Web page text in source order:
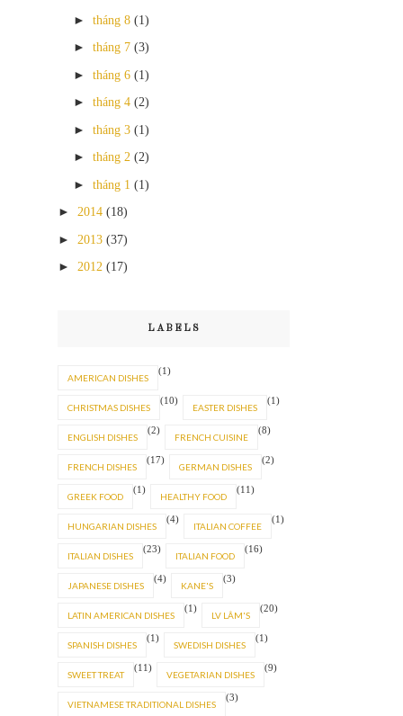
► tháng 8 (1)
► tháng 7 (3)
► tháng 6 (1)
► tháng 4 (2)
► tháng 3 (1)
► tháng 2 (2)
► tháng 1 (1)
► 2014 (18)
► 2013 (37)
► 2012 (17)
LABELS
AMERICAN DISHES
(1)
CHRISTMAS DISHES
(10)
EASTER DISHES
(1)
ENGLISH DISHES
(2)
FRENCH CUISINE
(8)
FRENCH DISHES
(17)
GERMAN DISHES
(2)
GREEK FOOD
(1)
HEALTHY FOOD
(11)
HUNGARIAN DISHES
(4)
ITALIAN COFFEE
(1)
ITALIAN DISHES
(23)
ITALIAN FOOD
(16)
JAPANESE DISHES
(4)
KANE'S
(3)
LATIN AMERICAN DISHES
(1)
LV LÂM'S
(20)
SPANISH DISHES
(1)
SWEDISH DISHES
(1)
SWEET TREAT
(11)
VEGETARIAN DISHES
(9)
VIETNAMESE TRADITIONAL DISHES
(3)